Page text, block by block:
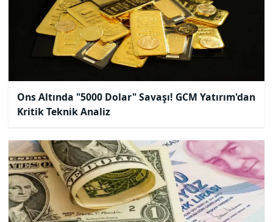
Ons Altında "5000 Dolar" Savaşı! GCM Yatırım'dan
Kritik Teknik Analiz